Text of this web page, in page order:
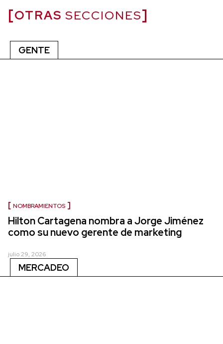
OTRAS SECCIONES
GENTE
NOMBRAMIENTOS
Hilton Cartagena nombra a Jorge Jiménez
como su nuevo gerente de marketing
julio 29, 2026
MERCADEO